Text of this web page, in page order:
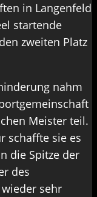
in Langenfeld
startende
zweiten Platz
nahm
Meister teil.
schaffte sie es
die Spitze der
des
sehr